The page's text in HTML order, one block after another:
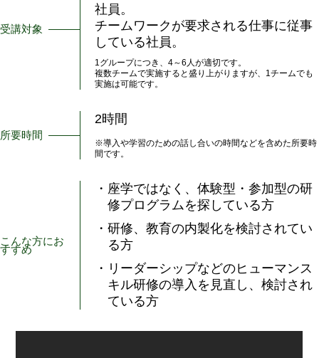
受講対象
社員。
チームワークが要求される仕事に従事
している社員。
1グループにつき、4～6人が適切です。
複数チームで実施すると盛り上がりますが、1チームでも
実施は可能です。
所要時間
2時間
※導入や学習のための話し合いの時間などを含めた所要時
間です。
こんな方にお
すすめ
・座学ではなく、体験型・参加型の研
修プログラムを探している方
・研修、教育の内製化を検討されてい
る方
・リーダーシップなどのヒューマンス
キル研修の導入を見直し、検討され
ている方